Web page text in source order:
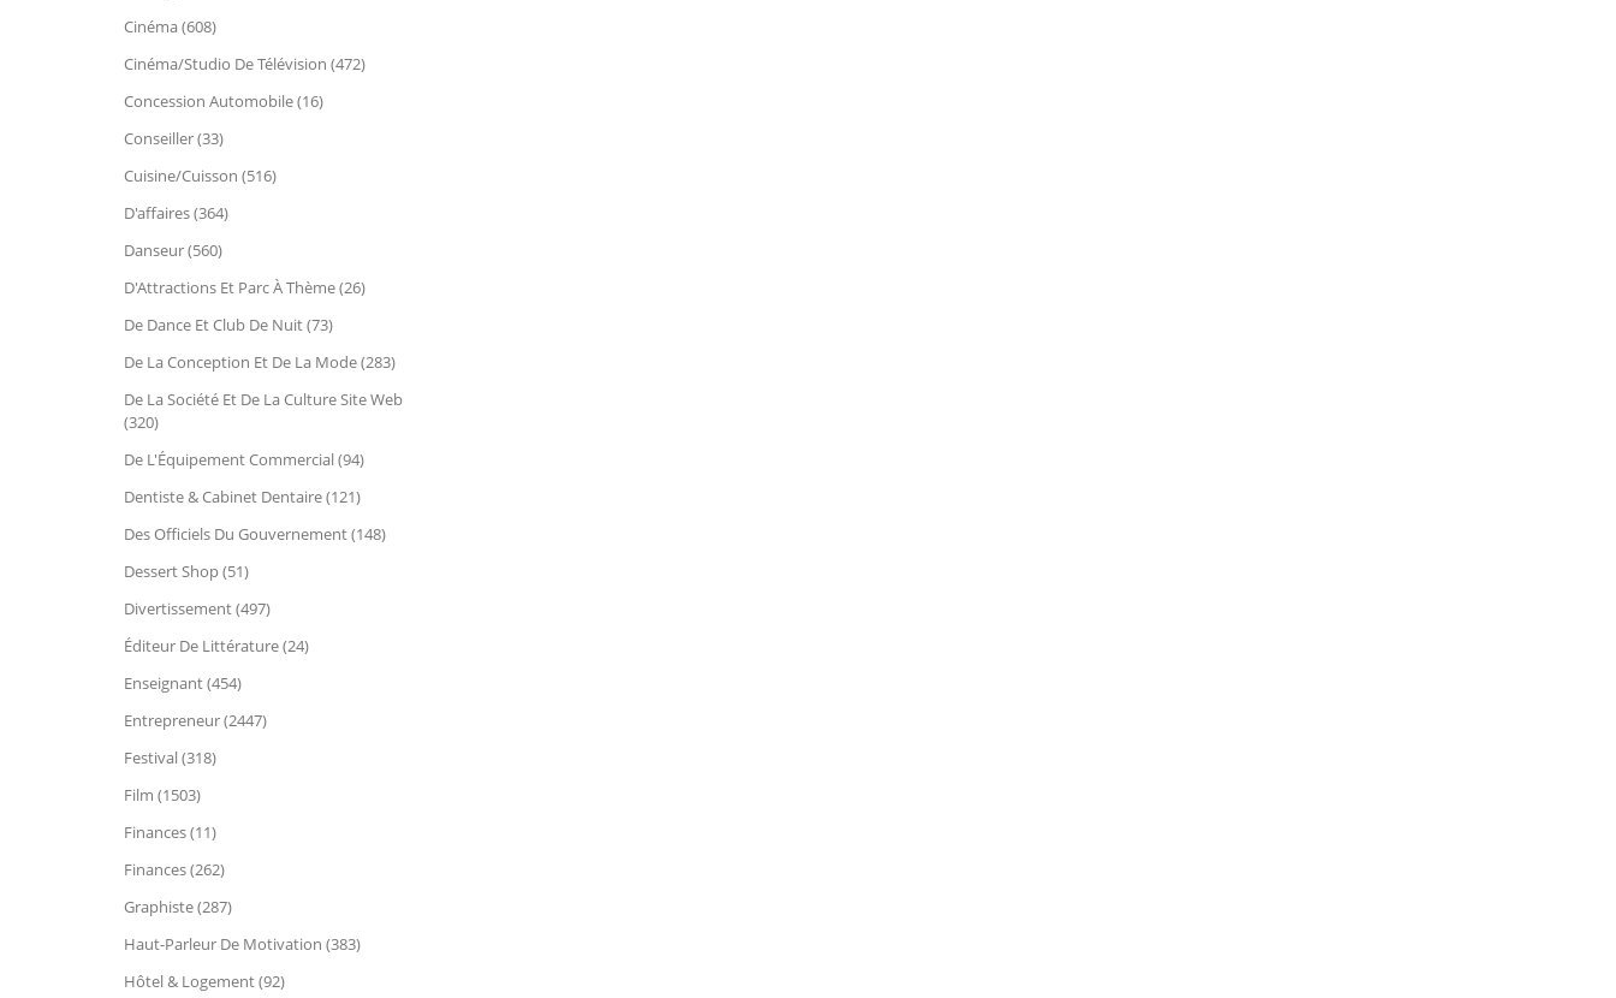
Cinéma (608)
Cinéma/Studio De Télévision (472)
Concession Automobile (16)
Conseiller (33)
Cuisine/Cuisson (516)
D'affaires (364)
Danseur (560)
D'Attractions Et Parc À Thème (26)
De Dance Et Club De Nuit (73)
De La Conception Et De La Mode (283)
De La Société Et De La Culture Site Web
(320)
De L'Équipement Commercial (94)
Dentiste & Cabinet Dentaire (121)
Des Officiels Du Gouvernement (148)
Dessert Shop (51)
Divertissement (497)
Éditeur De Littérature (24)
Enseignant (454)
Entrepreneur (2447)
Festival (318)
Film (1503)
Finances (11)
Finances (262)
Graphiste (287)
Haut-Parleur De Motivation (383)
Hôtel & Logement (92)